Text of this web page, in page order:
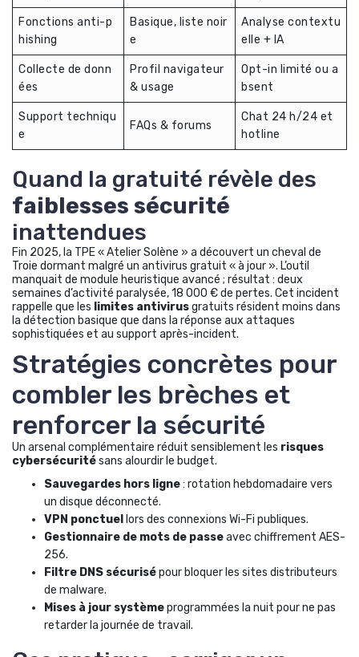
Fonctions anti-p
hishing
Basique, liste noir
e
Analyse contextu
elle + IA
Collecte de donn
ées
Profil navigateur
& usage
Opt-in limité ou a
bsent
Support techniqu
e
FAQs & forums
Chat 24 h/24 et
hotline
Quand la gratuité révèle des
faiblesses sécurité
inattendues
Fin 2025, la TPE « Atelier Solène » a découvert un cheval de
Troie dormant malgré un antivirus gratuit « à jour ». L’outil
manquait de module heuristique avancé ; résultat : deux
semaines d’activité paralysée, 18 000 € de pertes. Cet incident
rappelle que les limites antivirusgratuits résident moins dans
la détection basique que dans la réponse aux attaques
sophistiquées et au support après-incident.
Stratégies concrètes pour
combler les brèches et
renforcer la sécurité
Un arsenal complémentaire réduit sensiblement les risques
cybersécuritésans alourdir le budget.
Sauvegardes hors ligne: rotation hebdomadaire vers
un disque déconnecté.
VPN ponctuel lors des connexions Wi-Fi publiques.
Gestionnaire de mots de passeavec chiffrement AES-
256.
Filtre DNS sécurisépour bloquer les sites distributeurs
de malware.
Mises à jour systèmeprogrammées la nuit pour ne pas
retarder la journée de travail.